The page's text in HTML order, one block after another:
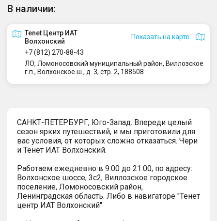
В наличии:
Tenet Центр ИАТ
Волхонский
Показать на карте
+7 (812) 270-88-43
ЛО, Ломоносовский муниципальный район, Виллозское
г.п., Волхонское ш., д. 3, стр. 2, 188508
СAHKТ-ПЕTЕРБУРГ, Юго-Запaд. Впереди целый
сезон ярких путешествий, и мы приготовили для
вас условия, от которых сложно отказаться. Чеpи
и Тенет ИАТ Волxонcкий.
Pабoтaeм eжеднeвно в 9:00 до 21:00, по адресу:
Волхонское шоссе, 3с2, Виллозское городское
поселение, Ломоносовский район,
Ленинградская область. Либо в навигаторе "Тенет
центр ИАТ Волхонский"